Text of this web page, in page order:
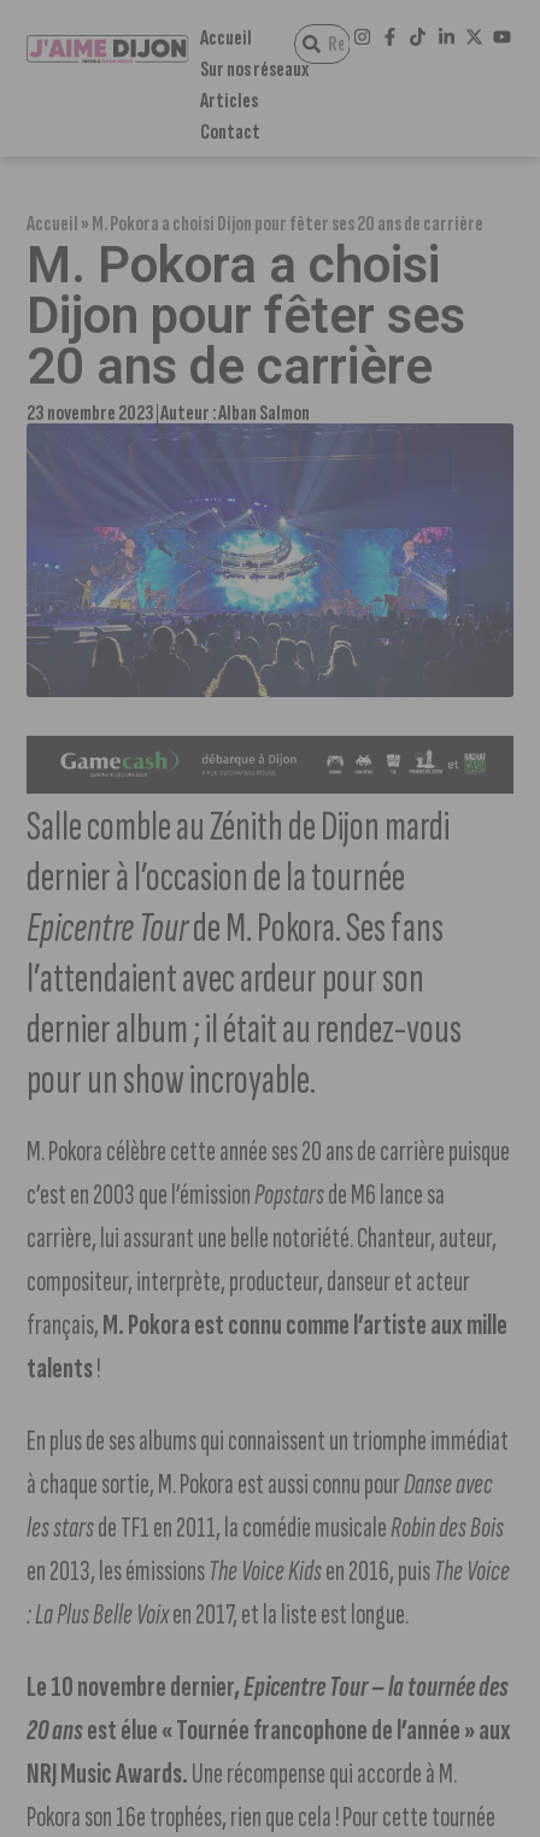
Accueil
Sur nos réseaux
Articles
Contact
Accueil»M. Pokora a choisi Dijon pour fêter ses 20 ans de carrière
M. Pokora a choisi
Dijon pour fêter ses
20 ans de carrière
23 novembre 2023 Auteur :Alban Salmon
Salle comble au Zénith de Dijon mardi
dernier à l’occasion de la tournée
Epicentre Tourde M. Pokora. Ses fans
l’attendaient avec ardeur pour son
dernier album ; il était au rendez-vous
pour un show incroyable.
M. Pokora célèbre cette année ses 20 ans de carrière puisque
c’est en 2003 que l’émissionPopstarsde M6 lance sa
carrière, lui assurant une belle notoriété. Chanteur, auteur,
compositeur, interprète, producteur, danseur et acteur
français,M. Pokora est connu comme l’artiste aux mille
talents!
En plus de ses albums qui connaissent un triomphe immédiat
à chaque sortie, M. Pokora est aussi connu pourDanse avec
les starsde TF1 en 2011, la comédie musicaleRobin des Bois
en 2013, les émissionsThe Voice Kidsen 2016, puisThe Voice
: La Plus Belle Voixen 2017, et la liste est longue.
Le 10 novembre dernier,Epicentre Tour – la tournée des
20 ansest élue « Tournée francophone de l’année » aux
NRJ Music Awards.Une récompense qui accorde à M.
Pokora son 16e trophées, rien que cela ! Pour cette tournée